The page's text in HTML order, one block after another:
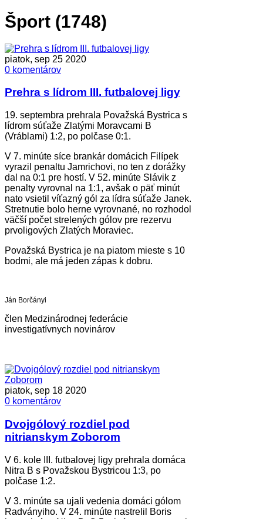
Šport (1748)
piatok, sep 25 2020
0 komentárov
Prehra s lídrom III. futbalovej ligy
19. septembra prehrala Považská Bystrica s
lídrom súťaže Zlatými Moravcami B
(Vráblami) 1:2, po polčase 0:1.
V 7. minúte síce brankár domácich Filípek
vyrazil penaltu Jamrichovi, no ten z dorážky
dal na 0:1 pre hostí. V 52. minúte Slávik z
penalty vyrovnal na 1:1, avšak o päť minút
nato vsietil víťazný gól za lídra súťaže Janek.
Stretnutie bolo herne vyrovnané, no rozhodol
väčší počet strelených gólov pre rezervu
prvoligových Zlatých Moraviec.
Považská Bystrica je na piatom mieste s 10
bodmi, ale má jeden zápas k dobru.
Ján Borčányi
člen Medzinárodnej federácie
investigatívnych novinárov
piatok, sep 18 2020
0 komentárov
Dvojgólový rozdiel pod
nitrianskym Zoborom
V 6. kole III. futbalovej ligy prehrala domáca
Nitra B s Považskou Bystricou 1:3, po
polčase 1:2.
V 3. minúte sa ujali vedenia domáci gólom
Radványiho. V 24. minúte nastrelil Boris